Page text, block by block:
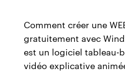
Comment créer une
gratuitement avec
est un logiciel tableau-
vidéo explicative